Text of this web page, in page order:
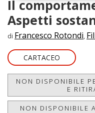
Il
Aspetti
di Francesco Rotondi,
CARTACEO
NON DISPONIBILE
E
NON DISPONIBILE